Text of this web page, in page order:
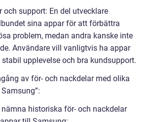
och support: En del utvecklare
sina appar för att förbättra
problem, medan andra kanske inte
Användare vill vanligtvis ha appar
upplevelse och bra kundsupport.
av för- och nackdelar med olika
historiska för- och nackdelar